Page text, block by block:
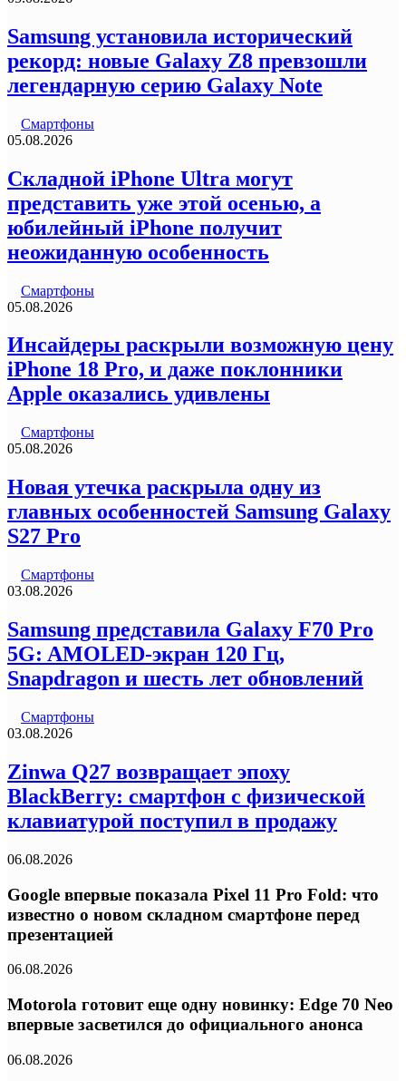
Samsung установила исторический
рекорд: новые Galaxy Z8 превзошли
легендарную серию Galaxy Note
Смартфоны
05.08.2026
Складной iPhone Ultra могут
представить уже этой осенью, а
юбилейный iPhone получит
неожиданную особенность
Смартфоны
05.08.2026
Инсайдеры раскрыли возможную цену
iPhone 18 Pro, и даже поклонники
Apple оказались удивлены
Смартфоны
05.08.2026
Новая утечка раскрыла одну из
главных особенностей Samsung Galaxy
S27 Pro
Смартфоны
03.08.2026
Samsung представила Galaxy F70 Pro
5G: AMOLED-экран 120 Гц,
Snapdragon и шесть лет обновлений
Смартфоны
03.08.2026
Zinwa Q27 возвращает эпоху
BlackBerry: смартфон с физической
клавиатурой поступил в продажу
06.08.2026
Google впервые показала Pixel 11 Pro Fold: что
известно о новом складном смартфоне перед
презентацией
06.08.2026
Motorola готовит еще одну новинку: Edge 70 Neo
впервые засветился до официального анонса
06.08.2026